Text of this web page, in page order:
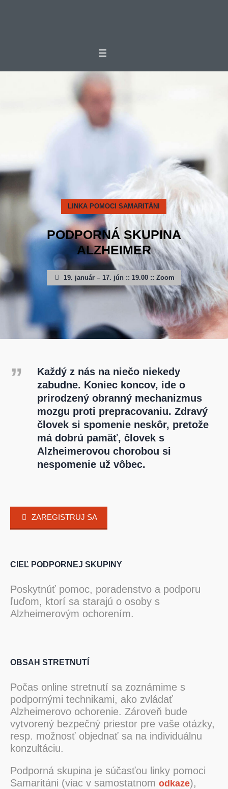
LINKA POMOCI SAMARITÁNI
PODPORNÁ SKUPINA
ALZHEIMER
19. január – 17. jún :: 19.00 :: Zoom
Každý z nás na niečo niekedy
zabudne. Koniec koncov, ide o
prirodzený obranný mechanizmus
mozgu proti prepracovaniu. Zdravý
človek si spomenie neskôr, pretože
má dobrú pamäť, človek s
Alzheimerovou chorobou si
nespomenie už vôbec.
ZAREGISTRUJ SA
CIEĽ PODPORNEJ SKUPINY
Poskytnúť pomoc, poradenstvo a podporu
ľuďom, ktorí sa starajú o osoby s
Alzheimerovým ochorením.
OBSAH STRETNUTÍ
Počas online stretnutí sa zoznámime s
podpornými technikami, ako zvládať
Alzheimerovo ochorenie. Zároveň bude
vytvorený bezpečný priestor pre vaše otázky,
resp. možnosť objednať sa na individuálnu
konzultáciu.
Podporná skupina je súčasťou linky pomoci
Samaritáni (viac v samostatnom odkaze),